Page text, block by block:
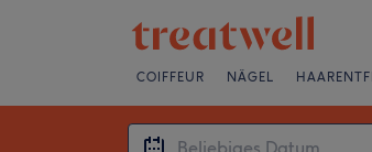
COIFFEUR NÄGEL